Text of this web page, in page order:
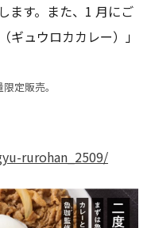
ます。また、1 月にご
ギュウロカカレー）」
定販売。
rurohan_2509/